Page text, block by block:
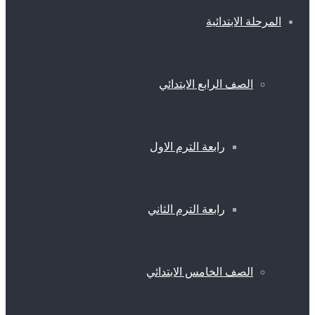
المرحلة الابتدائية
الصف الرابع الابتدائي
رابعة الترم الاول
رابعة الترم الثاني
الصف الخامس الابتدائي